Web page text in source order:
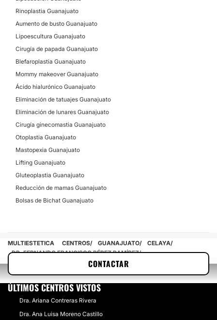
Ácido hialurónico
Plasma Rico en Plaquetas
Rejuvenecimiento facial
Blefaroplastia sin cirugía
Eliminar grasa localizada
TRATAMIENTOS DE BELLEZA
Eliminación de tatuajes
HIFU
Peeling
DERMATOLOGÍA
Carcinoma Basocelular
Blanqueamiento anal
Labioplastia
Rinoplastia Guanajuato
Aumento de busto Guanajuato
Lipoescultura Guanajuato
Cirugía de papada Guanajuato
Blefaroplastia Guanajuato
Mommy makeover Guanajuato
Ácido hialurónico Guanajuato
Eliminación de tatuajes Guanajuato
Eliminación de lunares Guanajuato
Cirugía ginecomastia Guanajuato
Otoplastia Guanajuato
Mastopexia Guanajuato
Lifting Guanajuato
Gluteoplastia Guanajuato
Reducción de mamas Guanajuato
Bolsas de Bichat Guanajuato
CONTACTAR
MULTIESTETICA CENTROS GUANAJUATO
CELAYA
DR. FERNANDO FRANCISCO PÉREZ RAMÍREZ
ÚLTIMOS CENTROS VISTOS
Dra. Ariana Contreras Rivera
Dra. Ana Luisa ​Moreno Castillo